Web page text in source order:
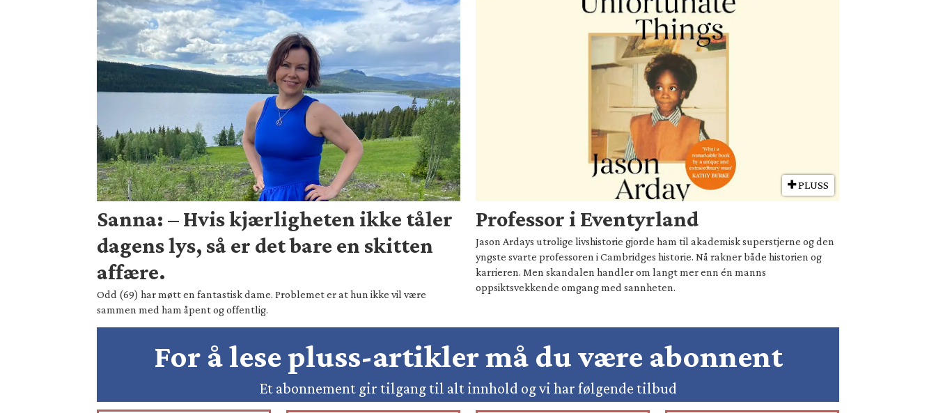
Sanna: – Hvis kjærligheten ikke tåler
dagens lys, så er det bare en skitten
affære.
Odd (69) har møtt en fantastisk dame. Problemet er at hun ikke vil være
sammen med ham åpent og offentlig.
PLUSS
Professor i Eventyrland
Jason Ardays utrolige livshistorie gjorde ham til akademisk superstjerne og den
yngste svarte professoren i Cambridges historie. Nå rakner både historien og
karrieren. Men skandalen handler om langt mer enn én manns
oppsiktsvekkende omgang med sannheten.
For å lese pluss-artikler må du være abonnent
Et abonnement gir tilgang til alt innhold og vi har følgende tilbud